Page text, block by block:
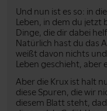
Und nun ist es so: in
Leben, in dem du
Dinge, die dir dabei
Natürlich hast du das
weißt davon nichts
Leben geschieht, aber
Aber die Krux ist halt
diese Spuren, die wir
diesem Blatt steht,